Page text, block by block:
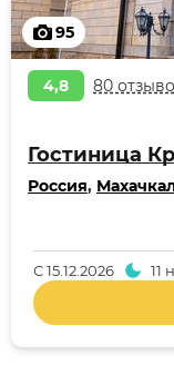
95
4,8 80
Гостиница
Россия,
С15.12.2026 11